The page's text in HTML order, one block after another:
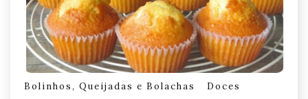
Bolinhos, Queijadas e Bolachas Doces